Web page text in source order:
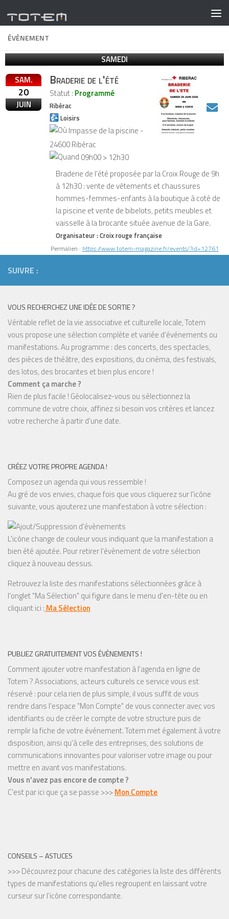
ÉVÈNEMENT
SAMEDI
SAM.
20
JUIN
Braderie de l'été
Statut : Programmé
Ribérac
Loisirs
Impasse de la piscine -
24600 Ribérac
09h00 > 12h30
Braderie de l'été proposée par la Croix Rouge de 9h
à 12h30 : vente de vêtements et chaussures
hommes-femmes-enfants à la boutique à coté de
la piscine et vente de bibelots, petits meubles et
vaisselle à la brocante située avenue de la Gare.
Organisateur : Croix rouge française
Permalien : https://www.totem-magazine.fr/events/?id=12761
SUIVRE :
VOUS RECHERCHEZ UNE IDÉE DE SORTIE ?
Véritable reflet de la vie associative et culturelle locale, Totem
vous propose une sélection complète et variée d’événements ou
manifestations. Au programme : des concerts, des spectacles,
des pièces de théâtre, des expositions, du cinéma, des festivals,
des lotos, des brocantes et bien plus encore !
Comment ça marche ?
Rien de plus facile ! Géolocalisez-vous ou sélectionnez la
commune de votre choix, affinez si besoin vos critères et lancez
votre recherche à partir d'une date.
CRÉEZ VOTRE PROPRE AGENDA !
Composez un agenda qui vous ressemble !
Au gré de vos envies, chaque fois que vous cliquerez sur l'icône
suivante, vous ajouterez une manifestation à votre sélection :
L'icône change de couleur vous indiquant que la manifestation a
bien été ajoutée. Pour retirer l'évènement de votre sélection
cliquez à nouveau dessus.
Retrouvez la liste des manifestations sélectionnées grâce à
l'onglet "Ma Sélection" qui figure dans le menu d'en-tête ou en
cliquant ici : Ma Sélection
PUBLIEZ GRATUITEMENT VOS ÉVÈNEMENTS !
Comment ajouter votre manifestation à l'agenda en ligne de
Totem ? Associations, acteurs culturels ce service vous est
réservé : pour cela rien de plus simple, il vous suffit de vous
rendre dans l'espace "Mon Compte" de vous connecter avec vos
identifiants ou de créer le compte de votre structure puis de
remplir la fiche de votre événement. Totem met également à votre
disposition, ainsi qu'à celle des entreprises, des solutions de
communications innovantes pour valoriser votre image ou pour
mettre en avant vos manifestations.
Vous n'avez pas encore de compte ?
C'est par ici que ça se passe >>>Mon Compte
CONSEILS – ASTUCES
>>> Découvrez pour chacune des catégories la liste des différents
types de manifestations qu’elles regroupent en laissant votre
curseur sur l’icône correspondante.